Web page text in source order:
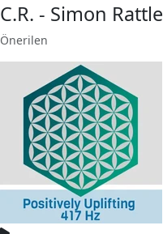
C.R. - Simon Rattle
Önerilen